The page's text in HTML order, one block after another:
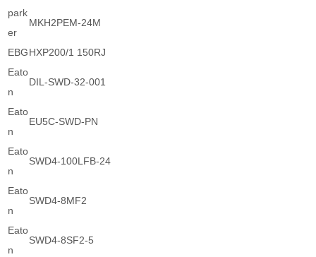
park
er
MKH2PEM-24M
EBGHXP200/1 150RJ
Eato
n
DIL-SWD-32-001
Eato
n
EU5C-SWD-PN
Eato
n
SWD4-100LFB-24
Eato
n
SWD4-8MF2
Eato
n
SWD4-8SF2-5